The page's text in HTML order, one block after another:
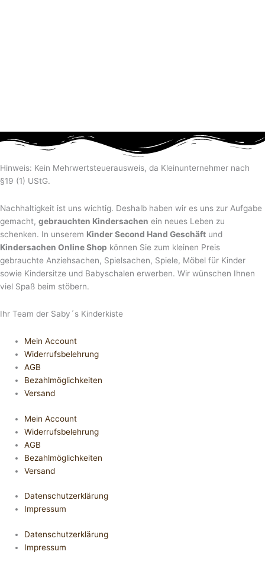
Hinweis: Kein Mehrwertsteuerausweis, da Kleinunternehmer nach
§19 (1) UStG.
Nachhaltigkeit ist uns wichtig. Deshalb haben wir es uns zur Aufgabe
gemacht, gebrauchten Kindersachen ein neues Leben zu
schenken. In unserem Kinder Second Hand Geschäft und
Kindersachen Online Shop können Sie zum kleinen Preis
gebrauchte Anziehsachen, Spiel­sachen, Spiele, Möbel für Kinder
sowie Kindersitze und Babyschalen erwerben. Wir wünschen Ihnen
viel Spaß beim stöbern.
Ihr Team der Saby´s Kinderkiste
Mein Account
Widerrufsbelehrung
AGB
Bezahlmöglichkeiten
Versand
Mein Account
Widerrufsbelehrung
AGB
Bezahlmöglichkeiten
Versand
Datenschutzerklärung
Impressum
Datenschutzerklärung
Impressum